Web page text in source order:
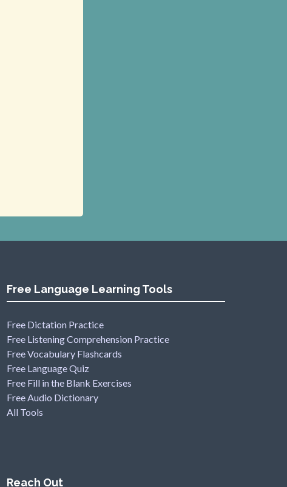
Free Language Learning Tools
Free Dictation Practice
Free Listening Comprehension Practice
Free Vocabulary Flashcards
Free Language Quiz
Free Fill in the Blank Exercises
Free Audio Dictionary
All Tools
Reach Out